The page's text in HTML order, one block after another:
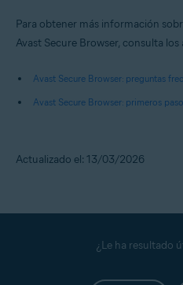
Para obtener más información
Avast Secure Browser, consulta
Avast Secure Browser: preguntas
Avast Secure Browser: primeros
Actualizado el: 13/03/2026
¿Le ha resultado